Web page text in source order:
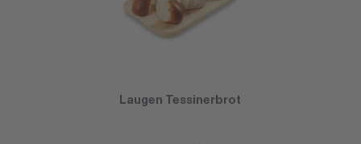
Laugen Tessinerbrot